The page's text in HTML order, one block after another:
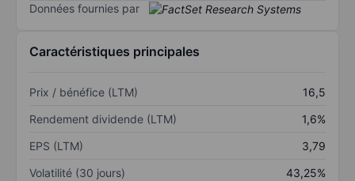
Données fournies par
Caractéristiques principales
Prix / bénéfice (LTM)
16,5
Rendement dividende (LTM)
1,6%
EPS (LTM)
3,79
Volatilité (30 jours)
43,25%